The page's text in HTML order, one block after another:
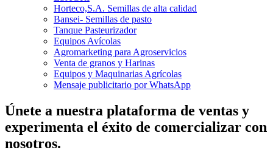
Horteco,S.A. Semillas de alta calidad
Bansei- Semillas de pasto
Tanque Pasteurizador
Equipos Avícolas
Agromarketing para Agroservicios
Venta de granos y Harinas
Equipos y Maquinarias Agrícolas
Mensaje publicitario por WhatsApp
Únete a nuestra plataforma de ventas y
experimenta el éxito de comercializar con
nosotros.